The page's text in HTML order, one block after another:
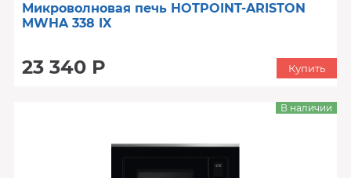
Микроволновая печь HOTPOINT-ARISTON
MWHA 338 IX
23 340 Р Купить
В наличии